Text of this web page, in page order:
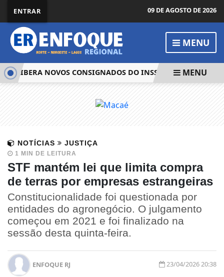
ENTRAR 09 DE AGOSTO DE 2026
MENU
LIBERA NOVOS CONSIGNADOS DO INSS APÓS RECURSO DA
MENU
NOTÍCIAS JUSTIÇA
1 MIN DE LEITURA
STF mantém lei que limita compra
de terras por empresas estrangeiras
Constitucionalidade foi questionada por
entidades do agronegócio. O julgamento
começou em 2021 e foi finalizado na
sessão desta quinta-feira.
ENFOQUE RJ 23/04/2026 20:38